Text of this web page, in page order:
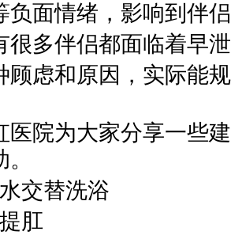
负面情绪，影响到伴
多伴侣都面临着早
虑和原因，实际能规
院为大家分享一些建
替洗浴
肛